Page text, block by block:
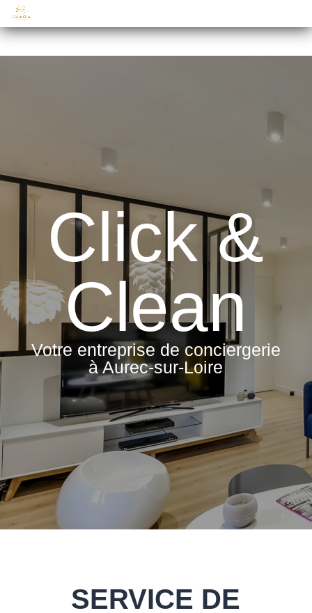
Click &
Clean
Votre entreprise de conciergerie
à Aurec-sur-Loire
SERVICE DE